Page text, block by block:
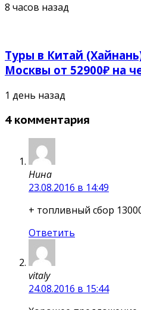
8 часов назад
Туры в Китай
Москвы от 52900₽ на
1 день назад
4 комментария
Нина
23.08.2016 в 14:49
+ топливный сбор
Ответить
vitaly
24.08.2016 в 15:44